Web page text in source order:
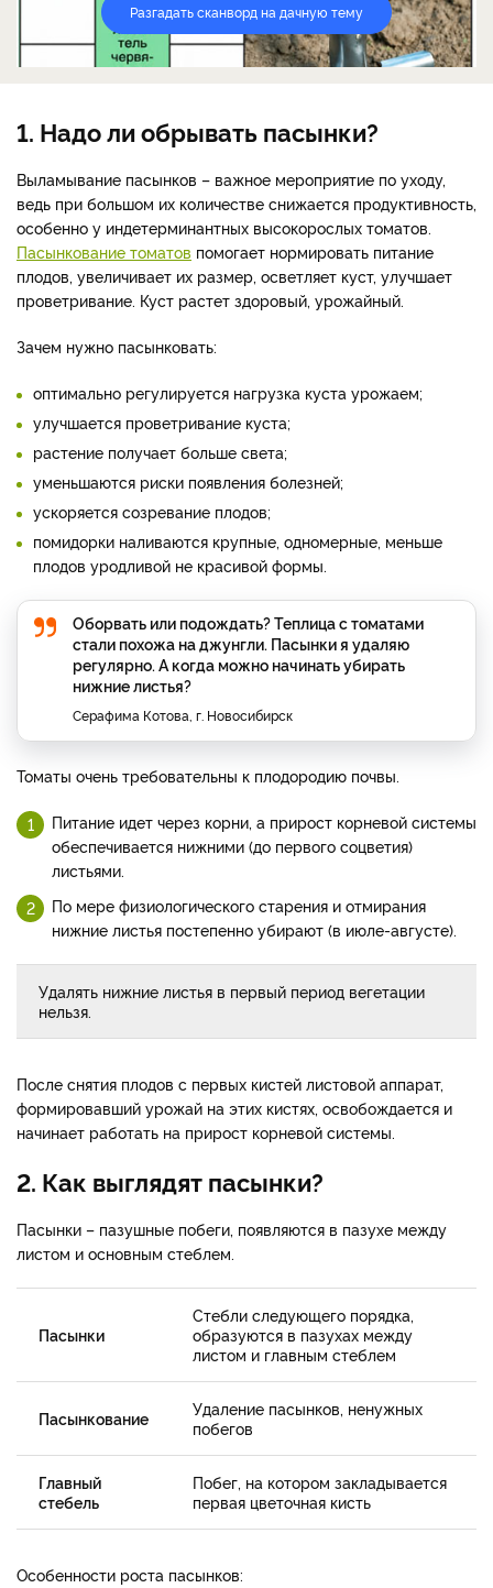
Разгадать сканворд на дачную тему
1. Надо ли обрывать пасынки?
Выламывание пасынков – важное мероприятие по уходу,
ведь при большом их количестве снижается продуктивность,
особенно у индетерминантных высокорослых томатов.
Пасынкование томатов помогает нормировать питание
плодов, увеличивает их размер, осветляет куст, улучшает
проветривание. Куст растет здоровый, урожайный.
Зачем нужно пасынковать:
оптимально регулируется нагрузка куста урожаем;
улучшается проветривание куста;
растение получает больше света;
уменьшаются риски появления болезней;
ускоряется созревание плодов;
помидорки наливаются крупные, одномерные, меньше
плодов уродливой не красивой формы.
Оборвать или подождать? Теплица с томатами
стали похожа на джунгли. Пасынки я удаляю
регулярно. А когда можно начинать убирать
нижние листья?
Серафима Котова, г. Новосибирск
Томаты очень требовательны к плодородию почвы.
Питание идет через корни, а прирост корневой системы
обеспечивается нижними (до первого соцветия)
листьями.
По мере физиологического старения и отмирания
нижние листья постепенно убирают (в июле-августе).
Удалять нижние листья в первый период вегетации
нельзя.
После снятия плодов с первых кистей листовой аппарат,
формировавший урожай на этих кистях, освобождается и
начинает работать на прирост корневой системы.
2. Как выглядят пасынки?
Пасынки – пазушные побеги, появляются в пазухе между
листом и основным стеблем.
Пасынки
Стебли следующего порядка,
образуются в пазухах между
листом и главным стеблем
Пасынкование
Удаление пасынков, ненужных
побегов
Главный
стебель
Побег, на котором закладывается
первая цветочная кисть
Особенности роста пасынков: